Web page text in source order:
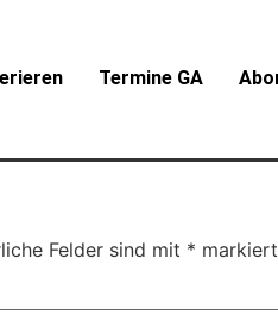
Termine GA
Felder sind mit * markiert